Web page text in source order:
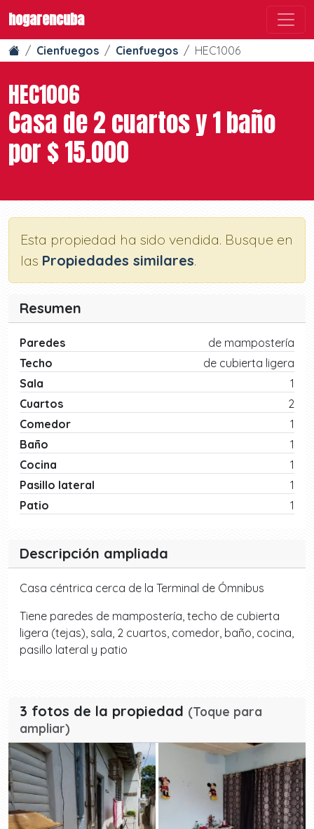
hogarencuba
Cienfuegos Cienfuegos HEC1006
HEC1006
Casa de 2 cuartos y 1 baño
por $ 15.000
Esta propiedad ha sido vendida. Busque en
las Propiedades similares.
Resumen
Paredes
de mampostería
Techo
de cubierta ligera
Sala
1
Cuartos
2
Comedor
1
Baño
1
Cocina
1
Pasillo lateral
1
Patio
1
Descripción ampliada
Casa céntrica cerca de la Terminal de Ómnibus
Tiene paredes de mampostería, techo de cubierta
ligera (tejas), sala, 2 cuartos, comedor, baño, cocina,
pasillo lateral y patio
3 fotos de la propiedad (Toque para
ampliar)